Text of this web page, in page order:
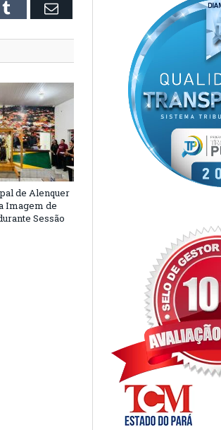
Tumblr Email
de Alenquer
Imagem de
Sessão